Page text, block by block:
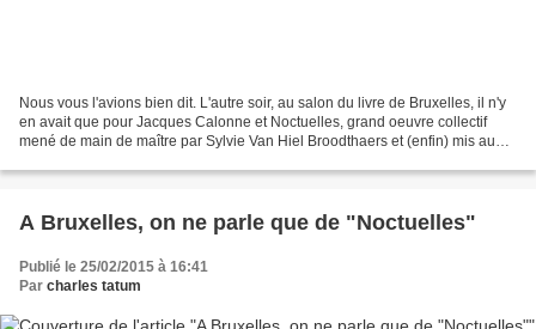
Nous vous l'avions bien dit. L'autre soir, au salon du livre de Bruxelles, il n'y
en avait que pour Jacques Calonne et Noctuelles, grand oeuvre collectif
mené de main de maître par Sylvie Van Hiel Broodthaers et (enfin) mis au
A Bruxelles, on ne parle que de "Noctuelles"
Publié le 25/02/2015 à 16:41
Par charles tatum